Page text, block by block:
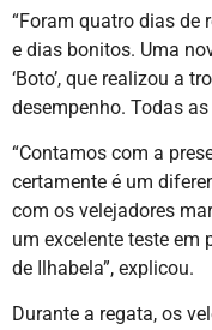
“Foram quatro dias de
e dias bonitos. Uma
‘Boto’, que realizou a
desempenho. Todas
“Contamos com a
certamente é um
com os velejadores
um excelente teste em
de Ilhabela”, explicou.
Durante a regata, os